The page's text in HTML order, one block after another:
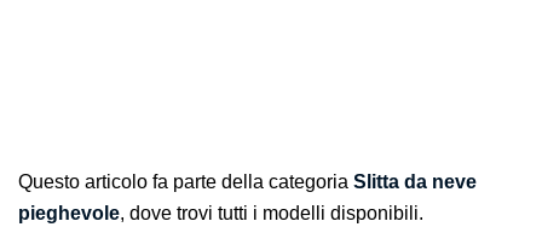
Questo articolo fa parte della categoria Slitta da neve
pieghevole, dove trovi tutti i modelli disponibili.